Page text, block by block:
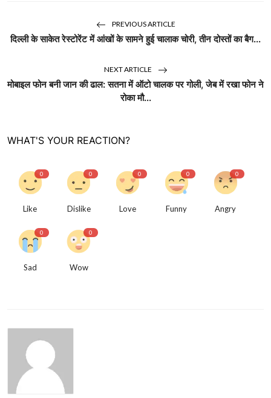
PREVIOUS ARTICLE
दिल्ली के साकेत रेस्टोरेंट में आंखों के सामने हुई चालाक चोरी, तीन दोस्तों का बैग...
NEXT ARTICLE
मोबाइल फोन बनी जान की ढाल: सतना में ऑटो चालक पर गोली, जेब में रखा फोन ने
रोका मौ...
WHAT'S YOUR REACTION?
0
Like
0
Dislike
0
Love
0
Funny
0
Angry
0
Sad
0
Wow